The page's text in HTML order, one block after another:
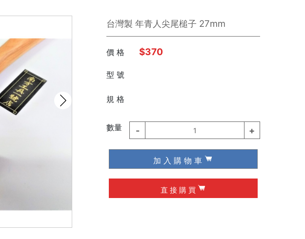
台灣製 年青人尖尾槌子 27mm
價 格 $370
型 號
規 格
數量 - 1 +
加 入 購 物 車
直 接 購 買